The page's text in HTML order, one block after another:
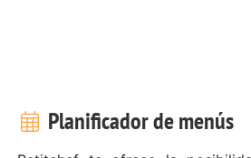
Planificador de menús